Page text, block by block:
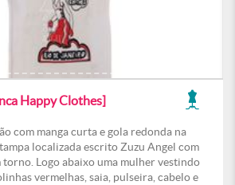
Happy Clothes]
com manga curta e gola redonda na
localizada escrito Zuzu Angel com
Logo abaixo uma mulher vestindo
vermelhas, saia, pulseira, cabelo e